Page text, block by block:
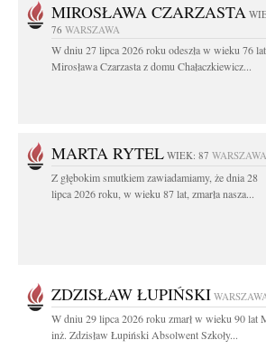
MIROSŁAWA CZARZASTA
76 WARSZAWA
W dniu 27 lipca 2026 roku odeszła w wieku 76 lat
Mirosława Czarzasta z domu Chałaczkiewicz...
MARTA RYTEL WIEK: 87 WARSZAWA
Z głębokim smutkiem zawiadamiamy, że dnia 28
lipca 2026 roku, w wieku 87 lat, zmarła nasza...
ZDZISŁAW ŁUPIŃSKI
W dniu 29 lipca 2026 roku zmarł w wieku 90 lat
inż. Zdzisław Łupiński Absolwent Szkoły...